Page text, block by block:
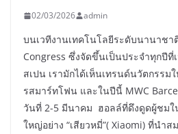
02/03/2026 admin
บนเวทีงานเทคโนโลยีระดับนานาชา
Congress ซึ่งจัดขึ้นเป็นประจำทุกปีที่
สเปน เรามักได้เห็นเทรนด์นวัตกรรม
รสมาร์ทโฟน และในปีนี้ MWC
วันที่ 2-5 มีนาคม ฮอลล์ที่ดึงดูดผู้ชม
ใหญ่อย่าง “เสียวหมี่”( Xiaomi) ที่นำ